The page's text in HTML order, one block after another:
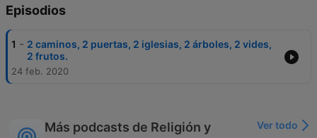
Episodios
1 - 2 caminos, 2 puertas, 2 iglesias, 2 árboles, 2 vides,
2 frutos.
24 feb. 2020
Más podcasts de Religión y
Ver todo